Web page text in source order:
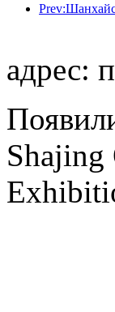
адрес:
Shajing